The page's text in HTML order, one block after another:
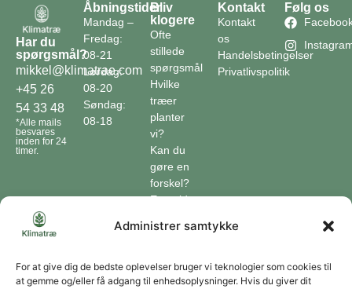
Administrer samtykke
For at give dig de bedste oplevelser bruger vi teknologier som cookies til
at gemme og/eller få adgang til enhedsoplysninger. Hvis du giver dit
Har du
spørgsmål?
mikkel@klimatrae.com
+45 26
54 33 48
*Alle mails
besvares
inden for 24
timer.
Åbningstider
Mandag –
Fredag:
08-21
Lørdag:
08-20
Søndag:
08-18
Bliv
klogere
Ofte
stillede
spørgsmål
Hvilke
træer
planter
vi?
Kan du
gøre en
forskel?
En guide
Klimaordbogen
optager
træer
Kontakt
Kontakt
os
Handelsbetingelser
Privatlivspolitik
Følg os